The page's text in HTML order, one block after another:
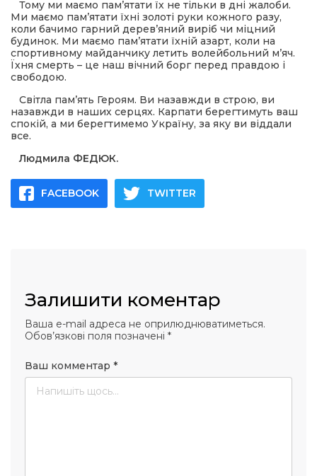
Тому ми маємо пам’ятати їх не тільки в дні жалоби.
Ми маємо пам’ятати їхні золоті руки кожного разу,
коли бачимо гарний дерев’яний виріб чи міцний
будинок. Ми маємо пам’ятати їхній азарт, коли на
спортивному майданчику летить волейбольний м’яч.
Їхня смерть – це наш вічний борг перед правдою і
свободою.
Світла пам’ять Героям. Ви назавжди в строю, ви
назавжди в наших серцях. Карпати берегтимуть ваш
спокій, а ми берегтимемо Україну, за яку ви віддали
все.
Людмила ФЕДЮК.
FACEBOOK TWITTER
Залишити коментар
Ваша e-mail адреса не оприлюднюватиметься.
Обов’язкові поля позначені *
Ваш комментар *